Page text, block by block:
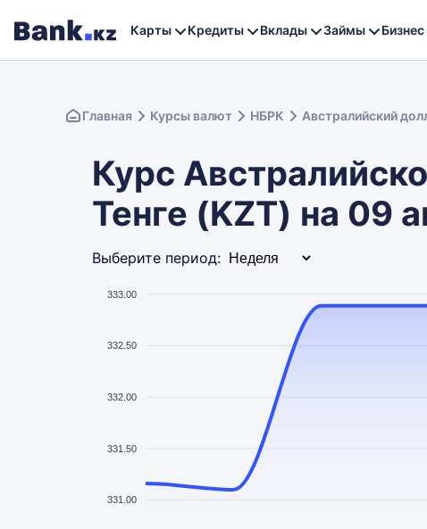
Карты Кредиты Вклады Займы Бизнес
Главная Курсы валют НБРК Австралийский
Курс
Тенге (KZT) на 09
Выберите период:
333.00
332.50
332.00
331.50
331.00